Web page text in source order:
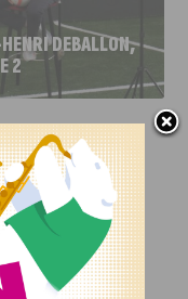
DEBALLON,
2
avec Pierre-Henri
de la montée en
Ligue 2 après trois ans